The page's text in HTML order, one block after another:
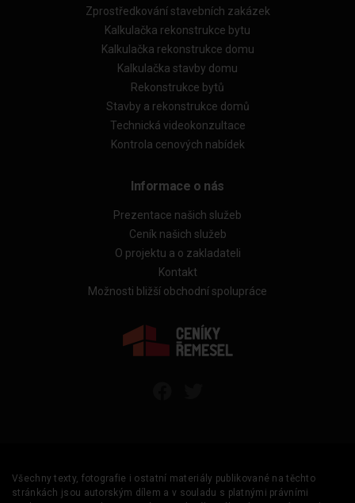
Zprostředkování stavebních zakázek
Kalkulačka rekonstrukce bytu
Kalkulačka rekonstrukce domu
Kalkulačka stavby domu
Rekonstrukce bytů
Stavby a rekonstrukce domů
Technická videokonzultace
Kontrola cenových nabídek
Informace o nás
Prezentace našich služeb
Ceník našich služeb
O projektu a o zakladateli
Kontakt
Možnosti bližší obchodní spolupráce
Všechny texty, fotografie i ostatní materiály publikované na těchto
stránkách jsou autorským dílem a v souladu s platnými právními